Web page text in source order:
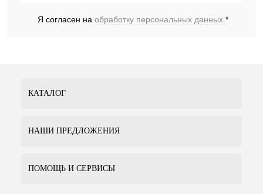
Я согласен на обработку персональных данных. *
КАТАЛОГ
НАШИ ПРЕДЛОЖЕНИЯ
ПОМОЩЬ И СЕРВИСЫ